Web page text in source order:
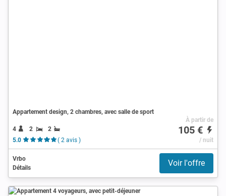
Appartement design, 2 chambres, avec salle de sport
4 2
2
5.0
( 2 avis )
À partir de
105 €
/ nuit
Vrbo
Détails
Voir l'offre